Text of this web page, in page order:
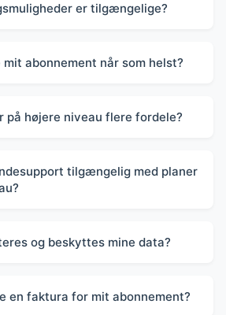
er tilgængelige?
mit abonnement når som helst?
på højere niveau flere fordele?
tilgængelig med planer
og beskyttes mine data?
en faktura for mit abonnement?